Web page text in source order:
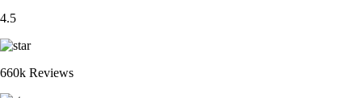
4.5
660k Reviews